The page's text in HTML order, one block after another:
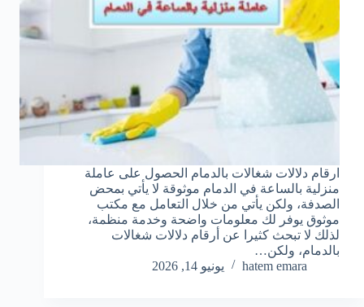
ارقام دلالات شغالات بالدمام الحصول على عاملة
منزلية بالساعة في الدمام موثوقة لا يأتي بمحض
الصدفة، ولكن يأتي من خلال التعامل مع مكتب
موثوق يوفر لك معلومات واضحة وخدمة منظمة،
لذلك لا تبحث كثيرا عن أرقام دلالات شغالات
بالدمام، ولكن…
hatem emara
يونيو 14, 2026